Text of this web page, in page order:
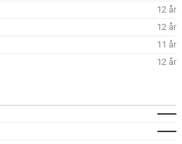
12 år
12 år
11 år
12 år